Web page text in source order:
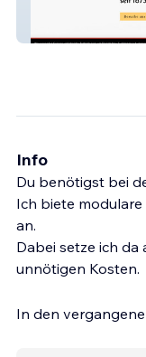
Info
Du benötigst bei
Ich biete modulare
an.
Dabei setze ich da
unnötigen Kosten.
In den